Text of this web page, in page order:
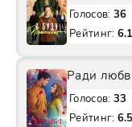
Голосов: 36
Рейтинг:
Ради
Голосов: 33
Рейтинг: